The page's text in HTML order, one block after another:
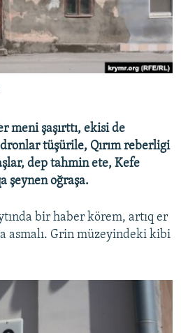
meni şaşırttı, ekisi de
tüşürile, Qırım reberligi
dep tahmin ete, Kefe
şeynen oğraşa.
bir haber körem, artıq er
asmalı. Grin müzeyindeki kibi